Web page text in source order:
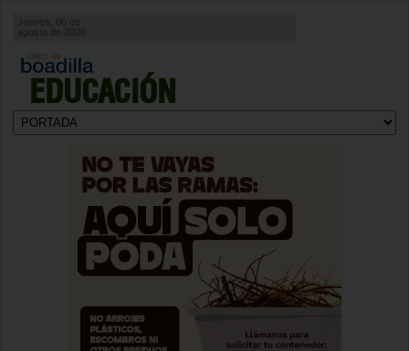
EDUCACIÓN
agosto de 2026